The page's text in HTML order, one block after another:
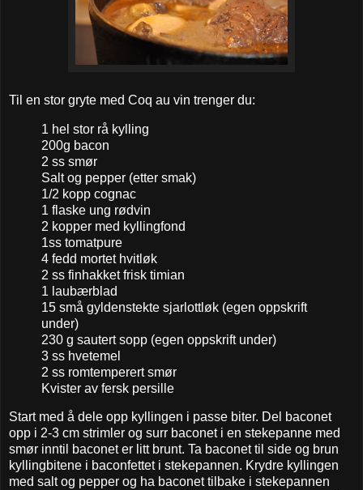
Til en stor gryte med Coq au vin trenger du:
1 hel stor rå kylling
200g bacon
2 ss smør
Salt og pepper (etter smak)
1/2 kopp cognac
1 flaske ung rødvin
2 kopper med kyllingfond
1ss tomatpure
4 fedd mortet hvitløk
2 ss finhakket frisk timian
1 laubærblad
15 små gyldenstekte sjarlottløk (egen oppskrift
under)
230 g sautert sopp (egen oppskrift under)
3 ss hvetemel
2 ss romtemperert smør
Kvister av fersk persille
Start med å dele opp kyllingen i passe biter. Del baconet
opp i 2-3 cm strimler og surr baconet i en stekepanne med
smør inntil baconet er litt brunt. Ta baconet til side og brun
kyllingbitene i baconfettet i stekepannen. Krydre kyllingen
med salt og pepper og ha baconet tilbake i stekepannen